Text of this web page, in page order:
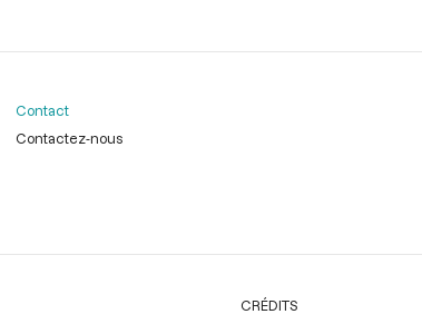
Contact
Contactez-nous
CRÉDITS